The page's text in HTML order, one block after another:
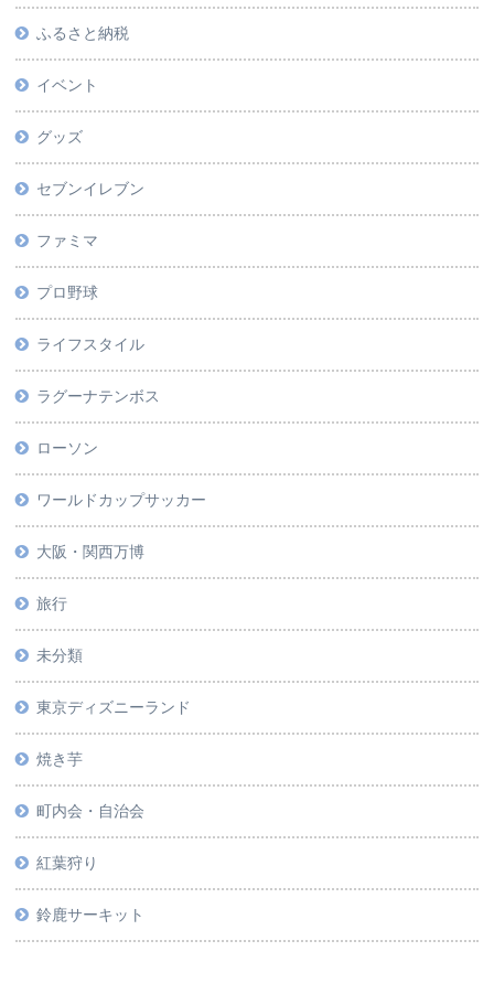
ふるさと納税
イベント
グッズ
セブンイレブン
ファミマ
プロ野球
ライフスタイル
ラグーナテンボス
ローソン
ワールドカップサッカー
大阪・関西万博
旅行
未分類
東京ディズニーランド
焼き芋
町内会・自治会
紅葉狩り
鈴鹿サーキット